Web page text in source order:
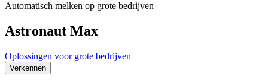
Automatisch melken op grote bedrijven
Astronaut Max
Oplossingen voor grote bedrijven
Verkennen